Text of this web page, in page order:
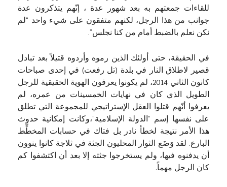
للقاءات جمعتهم به بعد شهور عدة ، إنّهم يتذكرون عدة
جوانب من هذا الرجل، لكنهم متفقون على شيء واحد “لم
نكن نعلم بالضبط أمام من كنا نجلس”.
في الحقيقة، حتى أولئك الذين رموه وأردوه قتيلاً بعد تبادل
قصير لاطلاق النار في بلدة (تل رفعت) في إحدى صباحات
كانون الثاني 2014، لم يكونوا يعرفون الهوية الحقيقية للرجل
الطويل الذي كان في نهايات الخمسينات من عمره، لم
يعرفوا أنّهم قتلوا العقل الإستراتيجي للمجموعة التي تطلق
على نفسها إسم “الدولة الإسلامية”،وكانت إمكانية حدوث
هذا الأمر نتيجة لخطأ نادر بل فتاك في حسابات المخطِّط
البارع. لقد وَضَع الثوار المحليون الجثة في ثلاجة كانوا ينوون
أن يدفنوه فيها، ولم يستخرجوا جثته إلا بعد أن اكتشفوا كم
كان الرجل مهماً.